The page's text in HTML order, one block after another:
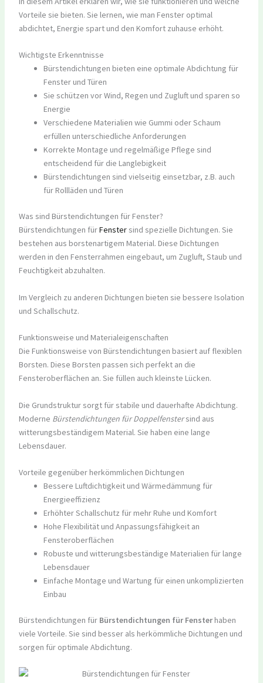
Vorteile sie bieten. Sie lernen, wie man Fenster optimal
abdichtet, Energie spart und den Komfort zuhause erhöht.
Wichtigste Erkenntnisse
Bürstendichtungen bieten eine optimale Abdichtung für
Fenster und Türen
Sie schützen vor Wind, Regen und Zugluft und sparen so
Energie
Verschiedene Materialien wie Gummi oder Schaum
erfüllen unterschiedliche Anforderungen
Korrekte Montage und regelmäßige Pflege sind
entscheidend für die Langlebigkeit
Bürstendichtungen sind vielseitig einsetzbar, z.B. auch
für Rollläden und Türen
Was sind Bürstendichtungen für Fenster?
Bürstendichtungen fürFenstersind spezielle Dichtungen. Sie
bestehen aus borstenartigem Material. Diese Dichtungen
werden in den Fensterrahmen eingebaut, um Zugluft, Staub und
Feuchtigkeit abzuhalten.
Im Vergleich zu anderen Dichtungen bieten sie bessere Isolation
und Schallschutz.
Funktionsweise und Materialeigenschaften
Die Funktionsweise von Bürstendichtungen basiert auf flexiblen
Borsten. Diese Borsten passen sich perfekt an die
Fensteroberflächen an. Sie füllen auch kleinste Lücken.
Die Grundstruktur sorgt für stabile und dauerhafte Abdichtung.
Moderne Bürstendichtungen für Doppelfenstersind aus
witterungsbeständigem Material. Sie haben eine lange
Lebensdauer.
Vorteile gegenüber herkömmlichen Dichtungen
Bessere Luftdichtigkeit und Wärmedämmung für
Energieeffizienz
Erhöhter Schallschutz für mehr Ruhe und Komfort
Hohe Flexibilität und Anpassungsfähigkeit an
Fensteroberflächen
Robuste und witterungsbeständige Materialien für lange
Lebensdauer
Einfache Montage und Wartung für einen unkomplizierten
Einbau
Bürstendichtungen für Bürstendichtungen für Fensterhaben
viele Vorteile. Sie sind besser als herkömmliche Dichtungen und
sorgen für optimale Abdichtung.